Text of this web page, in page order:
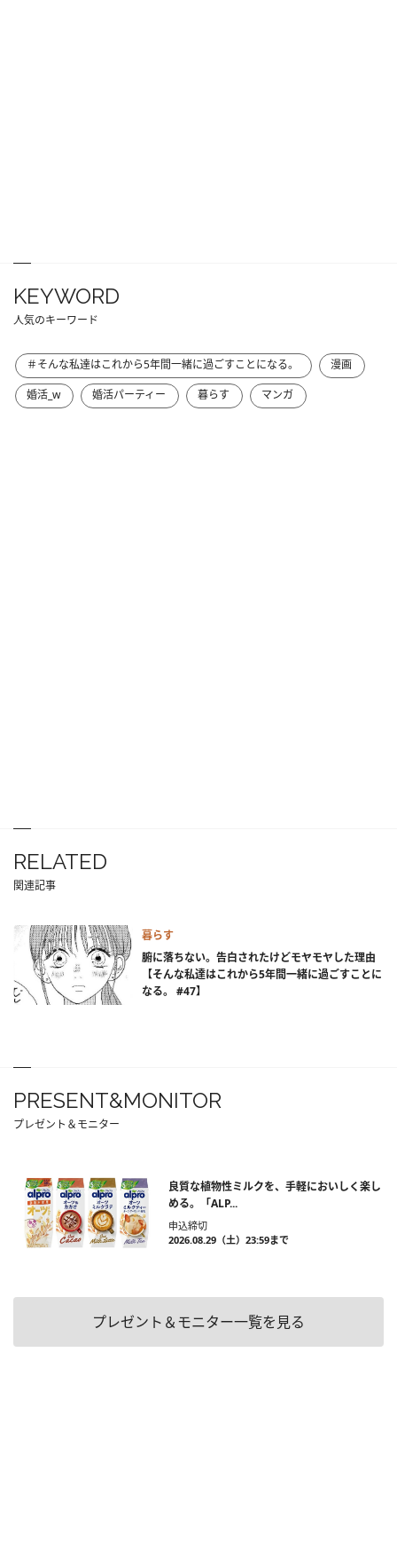
KEYWORD
人気のキーワード
＃そんな私達はこれから5年間一緒に過ごすことになる。
漫画
婚活_w
婚活パーティー 暮らす マンガ
RELATED
関連記事
暮らす
腑に落ちない。告白されたけどモヤモヤした理由
【そんな私達はこれから5年間一緒に過ごすことに
なる。 #47】
PRESENT&MONITOR
プレゼント＆モニター
良質な植物性ミルクを、手軽においしく楽し
める。「ALP...
申込締切
2026.08.29（土）23:59まで
プレゼント＆モニター一覧を見る